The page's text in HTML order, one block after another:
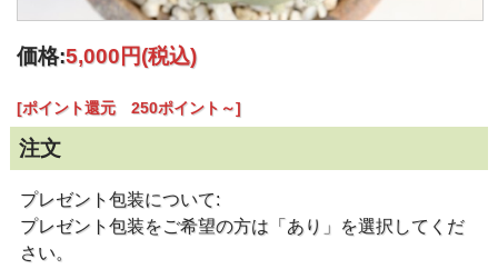
価格:5,000円(税込)
[ポイント還元 250ポイント～]
注文
プレゼント包装について:
プレゼント包装をご希望の方は「あり」を選択してくだ
さい。